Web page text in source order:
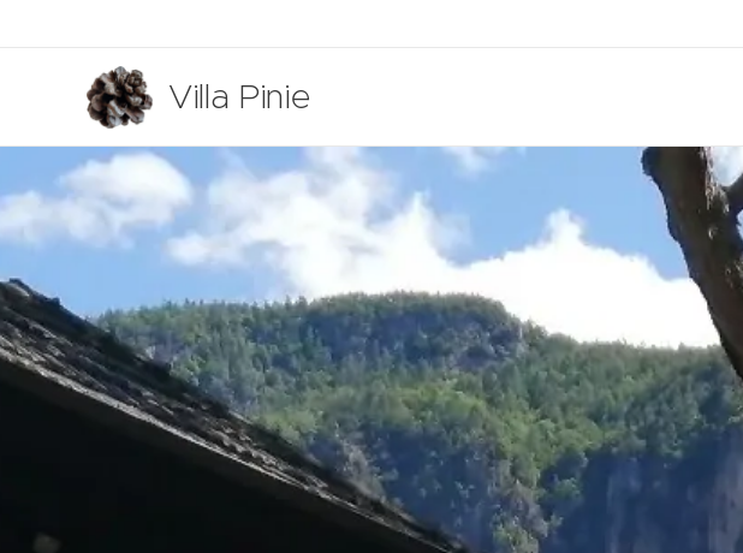
Villa Pinie